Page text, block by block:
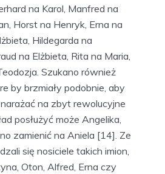
na Karol, Manfred na
Horst na Henryk, Erna na
Hildegarda na
na Elżbieta, Rita na Maria,
Szukano również
by brzmiały podobnie, aby
na zbyt rewolucyjne
posłużyć może Angelika,
zamienić na Aniela [14]. Ze
się nosiciele takich imion,
Oton, Alfred, Erna czy